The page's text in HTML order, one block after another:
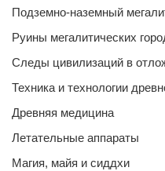
Подземно-наземный
Руины мегалитических
Следы цивилизаций в
Техника и технологии
Древняя медицина
Летательные аппараты
Магия, майя и сиддхи